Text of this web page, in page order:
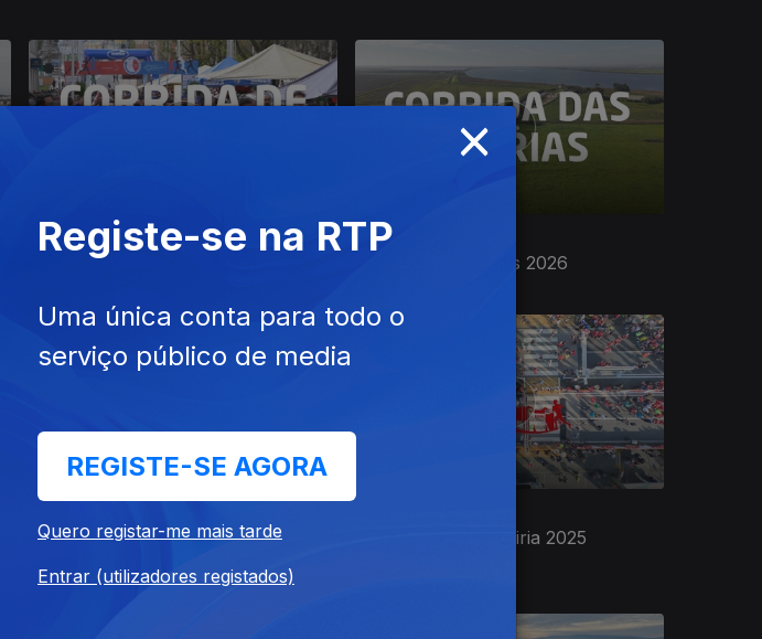
26 mar. 2026
Corrida de São José 2026
05 mar. 2026
Corrida das Lezírias 2026
Campeonatos Nacionais de 10 km
São Silvestre de Leiria 2025
×
Registe-se na RTP
Uma única conta para todo o
serviço público de media
REGISTE-SE AGORA
Quero registar-me mais tarde
Entrar (utilizadores registados)